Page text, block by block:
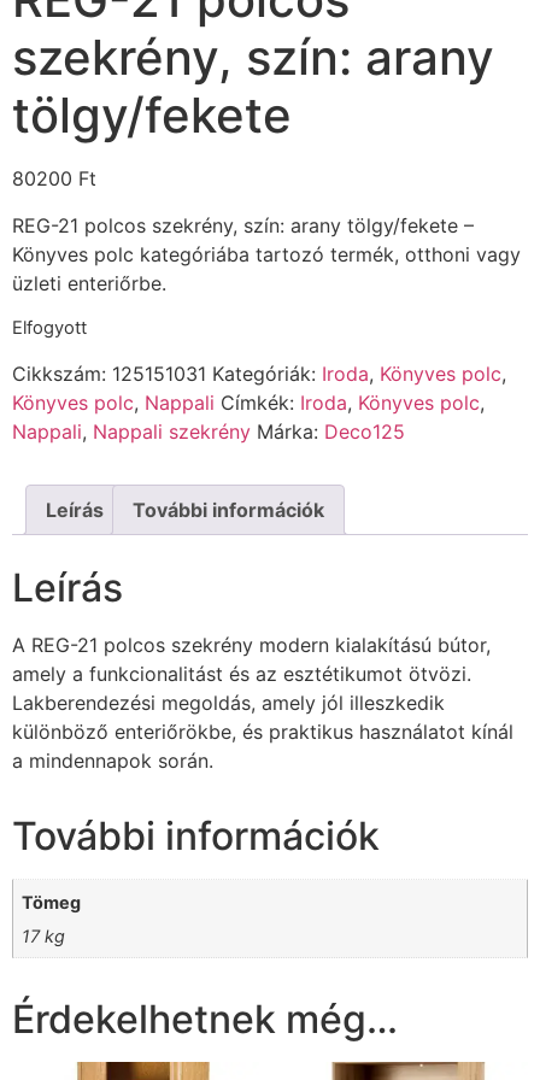
szekrény, szín: arany
tölgy/fekete
80200 Ft
REG-21 polcos szekrény, szín: arany tölgy/fekete –
Könyves polc kategóriába tartozó termék, otthoni vagy
üzleti enteriőrbe.
Elfogyott
Cikkszám: 125151031 Kategóriák: Iroda, Könyves polc,
Könyves polc, Nappali Címkék: Iroda, Könyves polc,
Nappali, Nappali szekrény Márka: Deco125
Leírás További információk
Leírás
A REG-21 polcos szekrény modern kialakítású bútor,
amely a funkcionalitást és az esztétikumot ötvözi.
Lakberendezési megoldás, amely jól illeszkedik
különböző enteriőrökbe, és praktikus használatot kínál
a mindennapok során.
További információk
Tömeg
17 kg
Érdekelhetnek még…